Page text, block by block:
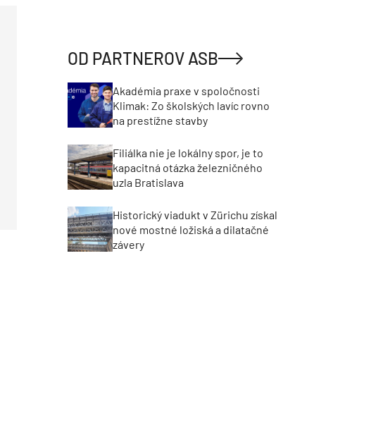
OD PARTNEROV ASB
Akadémia praxe v spoločnosti
Klimak: Zo školských lavíc rovno
na prestížne stavby
Filiálka nie je lokálny spor, je to
kapacitná otázka železničného
uzla Bratislava
Historický viadukt v Zürichu získal
nové mostné ložiská a dilatačné
závery